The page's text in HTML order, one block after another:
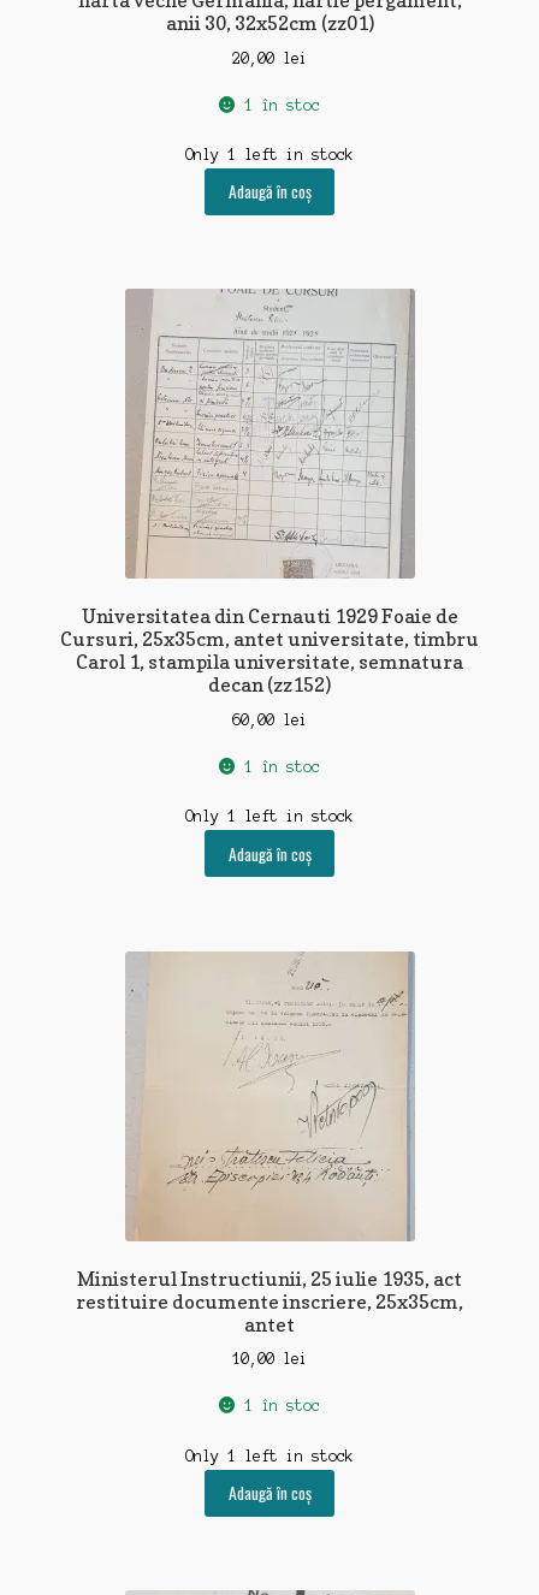
anii 30, 32x52cm (zz01)
20,00 lei
1 în stoc
Only 1 left in stock
Adaugă în coș
Universitatea din Cernauti 1929 Foaie de
Cursuri, 25x35cm, antet universitate, timbru
Carol 1, stampila universitate, semnatura
decan (zz152)
60,00 lei
1 în stoc
Only 1 left in stock
Adaugă în coș
Ministerul Instructiunii, 25 iulie 1935, act
restituire documente inscriere, 25x35cm,
antet
10,00 lei
1 în stoc
Only 1 left in stock
Adaugă în coș